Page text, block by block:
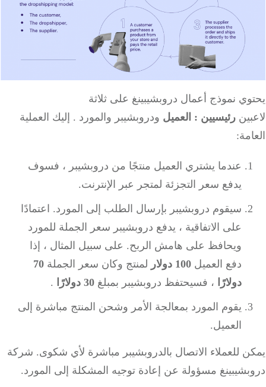
نموذج أعمال دروبشيبينغ على ثلاثة
رئيسيين:العميلودروبشيبر والمورد . إليك العملية
عندما يشتري العميل منتجًا من دروبشيبر ، فسوف
يدفع سعر التجزئة لمتجر عبر الإنترنت.
سيقوم دروبشيبر بإرسال الطلب إلى المورد. اعتمادًا
على الاتفاقية ، يدفع دروبشيبر سعر الجملة للمورد
ويحافظ على هامش الربح. على سبيل المثال ، إذا
دفع العميل100 دولار لمنتج وكان سعر الجملة70
دولارًا، فسيحتفظ دروبشيبر بمبلغ30 دولارًا .
يقوم المورد بمعالجة الأمر وشحن المنتج مباشرة إلى
العميل.
للعملاء الاتصال بالدروبشيبر مباشرة لأي شكوى. شركة
مسؤولة عن إعادة توجيه المشكلة إلى المورد.